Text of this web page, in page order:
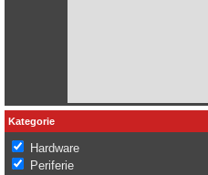
Kategorie
Hardware
Periferie